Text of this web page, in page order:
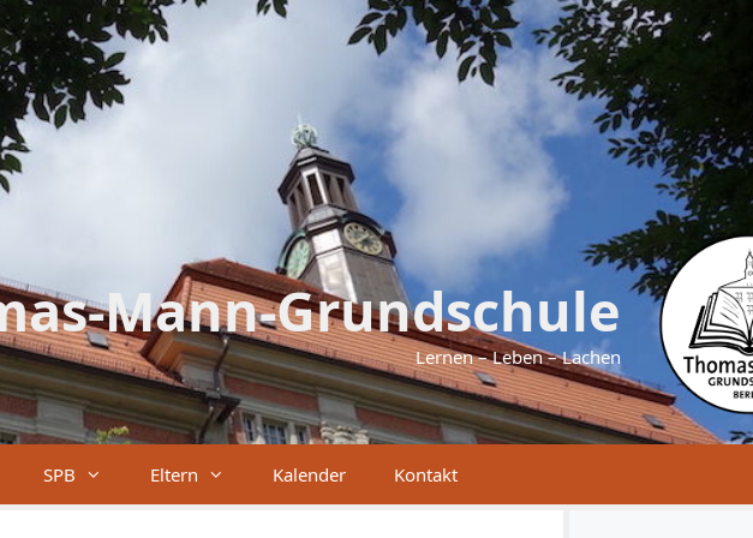
Mann-Grundschule
Lernen – Leben – Lachen
SPB Eltern Kalender Kontakt